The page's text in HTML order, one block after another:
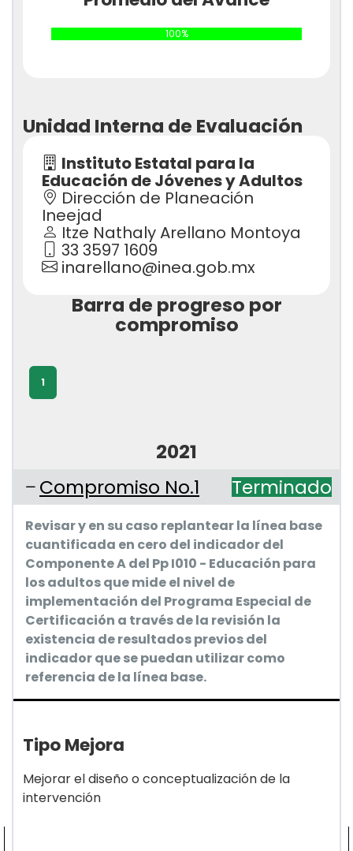
100%
Unidad Interna de Evaluación
Instituto Estatal para la
Educación de Jóvenes y Adultos
Dirección de Planeación
Ineejad
Itze Nathaly Arellano Montoya
33 3597 1609
inarellano@inea.gob.mx
Barra de progreso por
compromiso
1
2021
Compromiso No.1
Terminado
Revisar y en su caso replantear la línea base
cuantificada en cero del indicador del
Componente A del Pp I010 - Educación para
los adultos que mide el nivel de
implementación del Programa Especial de
Certificación a través de la revisión la
existencia de resultados previos del
indicador que se puedan utilizar como
referencia de la línea base.
Tipo Mejora
Mejorar el diseño o conceptualización de la
intervención